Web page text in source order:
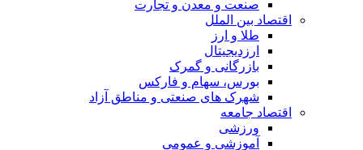
صنعت و معدن و تجارت
اقتصاد بین الملل
طلا و ارز
ارزدیجیتال
بازرگانی و گمرک
بورس، سهام و فارکس
شهرک های صنعتی و مناطق آزاد
اقتصاد جامعه
ورزشی
آموزشی و عمومی